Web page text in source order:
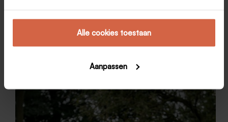
Alle cookies toestaan
Aanpassen
duidelijk de boventoon.…
Marion Dieleman
26 april 2018